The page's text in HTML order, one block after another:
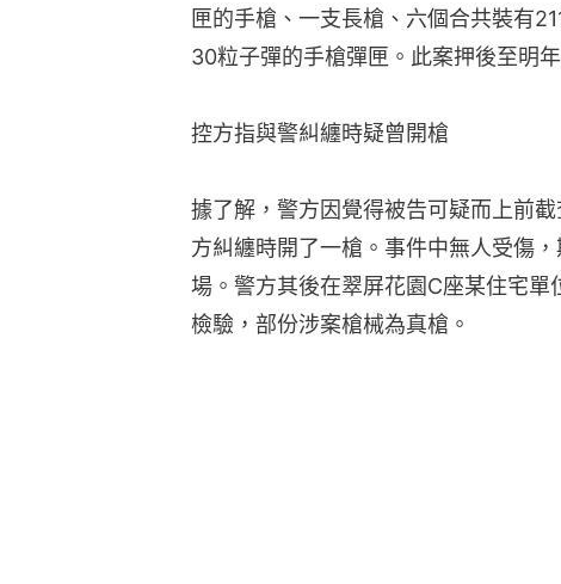
匣的手槍、一支長槍、六個合共裝有
30粒子彈的手槍彈匣。此案押後至明
控方指與警糾纏時疑曾開槍
據了解，警方因覺得被告可疑而上前
方糾纏時開了一槍。事件中無人受傷
場。警方其後在翠屏花園C座某住宅
檢驗，部份涉案槍械為真槍。